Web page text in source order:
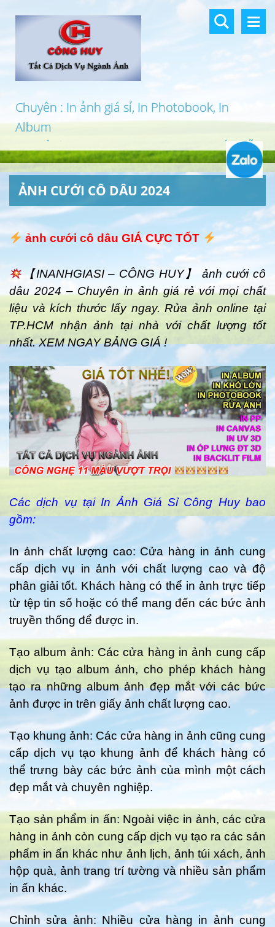
Chuyên : In ảnh giá sỉ, In Photobook, In
Album
In khổ lớn, In UV 3D, In Canvas, In PP, Ép Gỗ
…
ẢNH CƯỚI CÔ DÂU 2024
ảnh cưới cô dâu GIÁ CỰC TỐT
【INANHGIASI – CÔNG HUY】 ảnh cưới cô
dâu 2024 – Chuyên in ảnh giá rẻ với mọi chất
liệu và kích thước lấy ngay. Rửa ảnh online tại
TP.HCM nhận ảnh tại nhà với chất lượng tốt
nhất. XEM NGAY BẢNG GIÁ !
Các dịch vụ tại In Ảnh Giá Sỉ Công Huy bao
gồm:
In ảnh chất lượng cao: Cửa hàng in ảnh cung
cấp dịch vụ in ảnh với chất lượng cao và độ
phân giải tốt. Khách hàng có thể in ảnh trực tiếp
từ tệp tin số hoặc có thể mang đến các bức ảnh
truyền thống để được in.
Tạo album ảnh: Các cửa hàng in ảnh cung cấp
dịch vụ tạo album ảnh, cho phép khách hàng
tạo ra những album ảnh đẹp mắt với các bức
ảnh được in trên giấy ảnh chất lượng cao.
Tạo khung ảnh: Các cửa hàng in ảnh cũng cung
cấp dịch vụ tạo khung ảnh để khách hàng có
thể trưng bày các bức ảnh của mình một cách
đẹp mắt và chuyên nghiệp.
Tạo sản phẩm in ấn: Ngoài việc in ảnh, các cửa
hàng in ảnh còn cung cấp dịch vụ tạo ra các sản
phẩm in ấn khác như ảnh lịch, ảnh túi xách, ảnh
hộp quà, ảnh trang trí tường và nhiều sản phẩm
in ấn khác.
Chỉnh sửa ảnh: Nhiều cửa hàng in ảnh cung